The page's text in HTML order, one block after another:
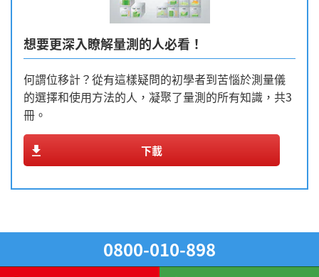
想要更深入瞭解量測的人必看！
何謂位移計？從有這樣疑問的初學者到苦惱於測量儀
的選擇和使用方法的人，凝聚了量測的所有知識，共3
冊。
下載
0800-010-898